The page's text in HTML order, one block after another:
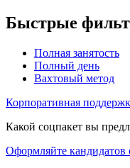
Быстрые
Полная занятость
Полный день
Вахтовый метод
Корпоративная
Какой соцпакет вы
Оформляйте кандидатов